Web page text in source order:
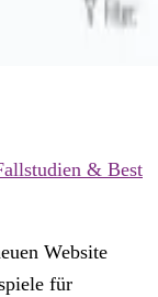
& Best
Website
für